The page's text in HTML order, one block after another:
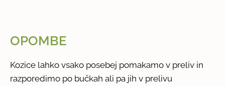
OPOMBE
Kozice lahko vsako posebej pomakamo v preliv in
razporedimo po bučkah ali pa jih v prelivu